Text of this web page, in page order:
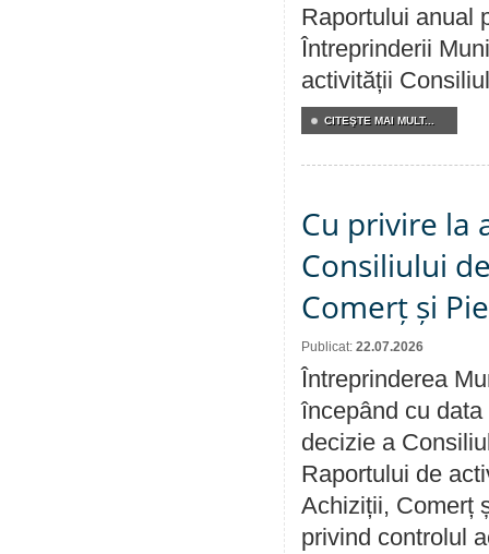
Raportului anual
Întreprinderii
activității
CITEŞTE MAI MULT...
Cu privire la
Consiliului
Comerț și
Publicat: 22.07.2026
Întreprinderea
începând cu
decizie a
Raportului de
Achiziții, Comerț
privind controlul